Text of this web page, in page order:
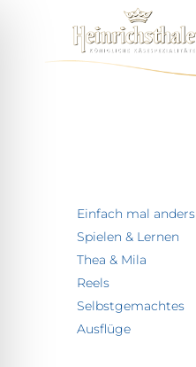
Einfach mal anders
Spielen & Lernen
Thea & Mila
Reels
Selbstgemachtes
Ausflüge